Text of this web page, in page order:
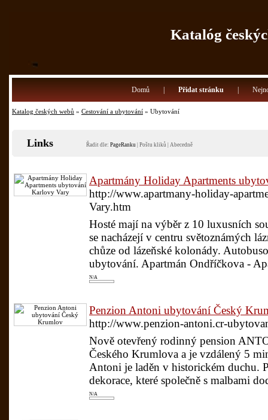
Katalóg
Domů Přidat stránku
Katalog českých webů » Cestování a ubytování » Ubytování
Links Řadit dle: PageRanku Poštu kliků Abecedně
Apartmány Holiday Apartments
http://www.apartmany-holiday-
Vary.htm
Hosté mají na výběr z 10 luxusních
se nacházejí v centru světoznámých
chůze od lázeňské kolonády.
ubytování. Apartmán Ondříčkova -
N/A
Penzion Antoni ubytování Český
http://www.penzion-antoni.cr-
Nově otevřený rodinný pension
Českého Krumlova a je vzdálený 5
Antoni je laděn v historickém duchu.
dekorace, které společně s malbami
N/A